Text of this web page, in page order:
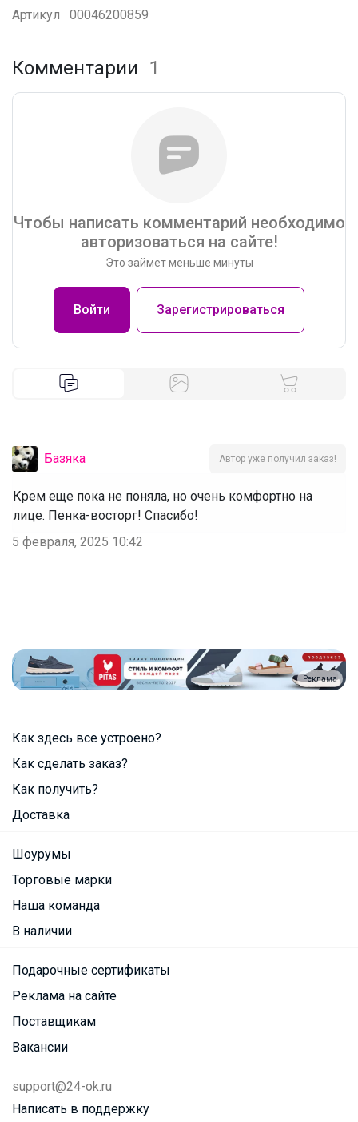
Артикул 00046200859
Комментарии 1
Чтобы написать комментарий необходимо
авторизоваться на сайте!
Это займет меньше минуты
Войти Зарегистрироваться
Базяка Автор уже получил заказ!
Крем еще пока не поняла, но очень комфортно на
лице. Пенка-восторг! Спасибо!
5 февраля, 2025 10:42
Реклама
Как здесь все устроено?
Как сделать заказ?
Как получить?
Доставка
Шоурумы
Торговые марки
Наша команда
В наличии
Подарочные сертификаты
Реклама на сайте
Поставщикам
Вакансии
support@24-ok.ru
Написать в поддержку